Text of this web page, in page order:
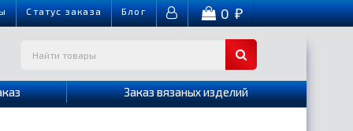
Cтатус заказа Блог 0₽
Заказ вязаных изделий